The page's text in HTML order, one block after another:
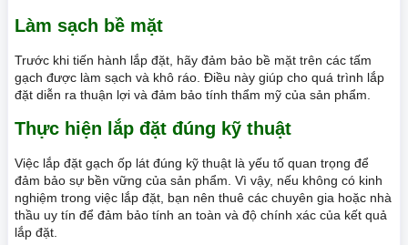
Làm sạch bề mặt
Trước khi tiến hành lắp đặt, hãy đảm bảo bề mặt trên các tấm
gạch được làm sạch và khô ráo. Điều này giúp cho quá trình lắp
đặt diễn ra thuận lợi và đảm bảo tính thẩm mỹ của sản phẩm.
Thực hiện lắp đặt đúng kỹ thuật
Việc lắp đặt gạch ốp lát đúng kỹ thuật là yếu tố quan trọng để
đảm bảo sự bền vững của sản phẩm. Vì vậy, nếu không có kinh
nghiệm trong việc lắp đặt, bạn nên thuê các chuyên gia hoặc nhà
thầu uy tín để đảm bảo tính an toàn và độ chính xác của kết quả
lắp đặt.